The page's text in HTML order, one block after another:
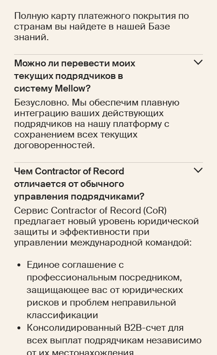
Полную карту платежного покрытия по
странам вы найдете в нашей Базе
знаний.
Можно ли перевести моих
текущих подрядчиков в
систему Mellow?
Безусловно. Мы обеспечим плавную
интеграцию ваших действующих
подрядчиков на нашу платформу с
сохранением всех текущих
договоренностей.
Чем Contractor of Record
отличается от обычного
управления подрядчиками?
Сервис Contractor of Record (CoR)
предлагает новый уровень юридической
защиты и эффективности при
управлении международной командой:
Единое соглашение с
профессиональным посредником,
защищающее вас от юридических
рисков и проблем неправильной
классификации
Консолидированный B2B-счет для
всех выплат подрядчикам независимо